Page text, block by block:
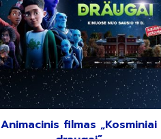
Animacinis filmas „Kosminiai